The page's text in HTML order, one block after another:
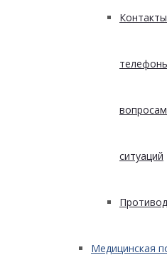
ситуаций
Медицинская